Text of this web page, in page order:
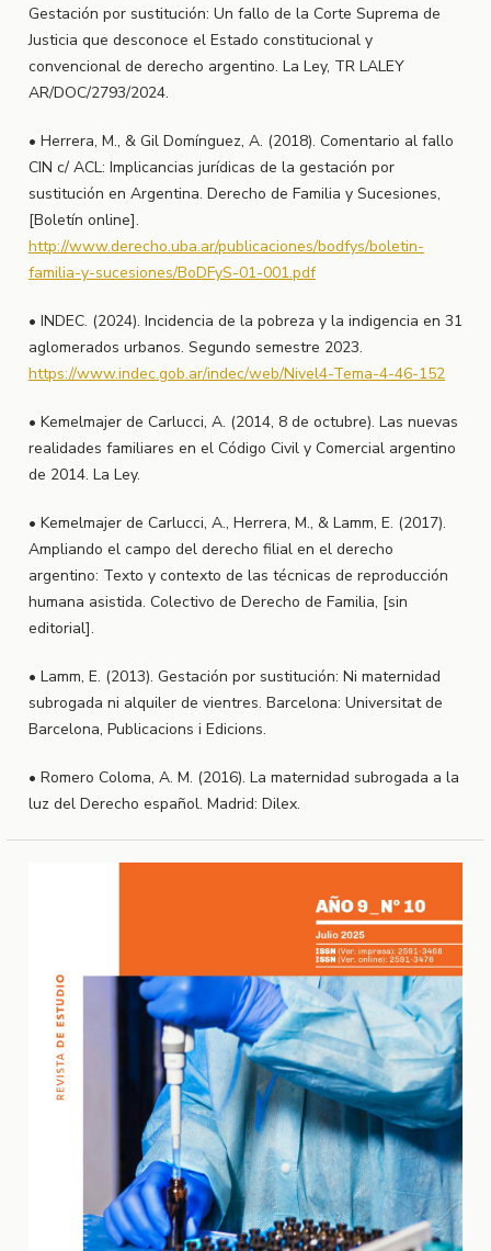
Gestación por sustitución: Un fallo de la Corte Suprema de
Justicia que desconoce el Estado constitucional y
convencional de derecho argentino. La Ley, TR LALEY
AR/DOC/2793/2024.
• Herrera, M., & Gil Domínguez, A. (2018). Comentario al fallo
CIN c/ ACL: Implicancias jurídicas de la gestación por
sustitución en Argentina. Derecho de Familia y Sucesiones,
[Boletín online].
http://www.derecho.uba.ar/publicaciones/bodfys/boletin-
familia-y-sucesiones/BoDFyS-01-001.pdf
• INDEC. (2024). Incidencia de la pobreza y la indigencia en 31
aglomerados urbanos. Segundo semestre 2023.
https://www.indec.gob.ar/indec/web/Nivel4-Tema-4-46-152
• Kemelmajer de Carlucci, A. (2014, 8 de octubre). Las nuevas
realidades familiares en el Código Civil y Comercial argentino
de 2014. La Ley.
• Kemelmajer de Carlucci, A., Herrera, M., & Lamm, E. (2017).
Ampliando el campo del derecho filial en el derecho
argentino: Texto y contexto de las técnicas de reproducción
humana asistida. Colectivo de Derecho de Familia, [sin
editorial].
• Lamm, E. (2013). Gestación por sustitución: Ni maternidad
subrogada ni alquiler de vientres. Barcelona: Universitat de
Barcelona, Publicacions i Edicions.
• Romero Coloma, A. M. (2016). La maternidad subrogada a la
luz del Derecho español. Madrid: Dilex.